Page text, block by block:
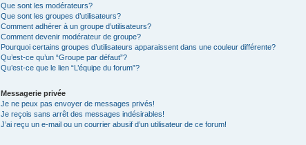
Que sont les modérateurs?
Que sont les groupes d’utilisateurs?
Comment adhérer à un groupe d’utilisateurs?
Comment devenir modérateur de groupe?
Pourquoi certains groupes d’utilisateurs apparaissent dans une couleur différente?
Qu’est-ce qu’un “Groupe par défaut”?
Qu’est-ce que le lien “L’équipe du forum”?
Messagerie privée
Je ne peux pas envoyer de messages privés!
Je reçois sans arrêt des messages indésirables!
J’ai reçu un e-mail ou un courrier abusif d’un utilisateur de ce forum!